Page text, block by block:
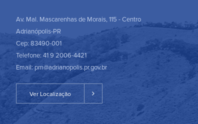
Av. Mal. Mascarenhas de Morais, 115 - Centro
Adrianópolis-PR
Cep: 83490-001
Telefone: 41 9 2006-4421
Email: pm@adrianopolis.pr.gov.br
Ver Localização